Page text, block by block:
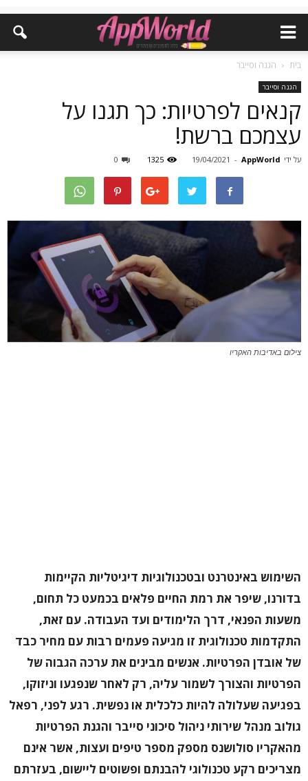
בית הגנה וסייבר
הגנה וסייבר
קנאים לפרטיות: כך תגנו על
עצמכם ברשת!
על ידי AppWorld
-
19/04/2021
1325
0
צילום באדיבות האקריו
השימוש באינטרנט ובטכנולוגיות דיגיטליות הקיימות
בדורנו, שיפר את רמת החיים פלאים בכמעט כל תחום,
משעות הפנאי, דרך הלימודים ועד העבודה. עם זאת,
התקדמות טכנולוגית זו מגיעה פעמים רבות עם מחיר כבד
של אובדן הפרטיות. אנשים מבינים את ערכה הגבוה של
הפרטיות והצורך לשמור עליה, רק לאחר שנפגעו וניזוקו,
בפגיעה שעלולה להיות כלכלית או נפשית. רגע לפני, רפאל
גולוב מנהל שירותי ניהול סיכוני סייבר והגנת הפרטיות
מהאקריו סולושנס מספק מספר טיפים ועצות, אשר אינם
מצריכים רקע טכנולוגי להבנתם ופשוטים ליישום, בעזרתם